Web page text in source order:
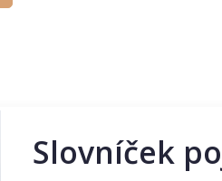
Slovníček